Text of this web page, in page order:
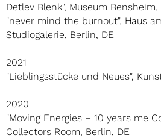
Detlev Blenk", Museum Bensheim,
"never mind the burnout", Haus
Studiogalerie, Berlin, DE
2021
"Lieblingsstücke und Neues",
2020
"Moving Energies – 10 years me
Collectors Room, Berlin, DE